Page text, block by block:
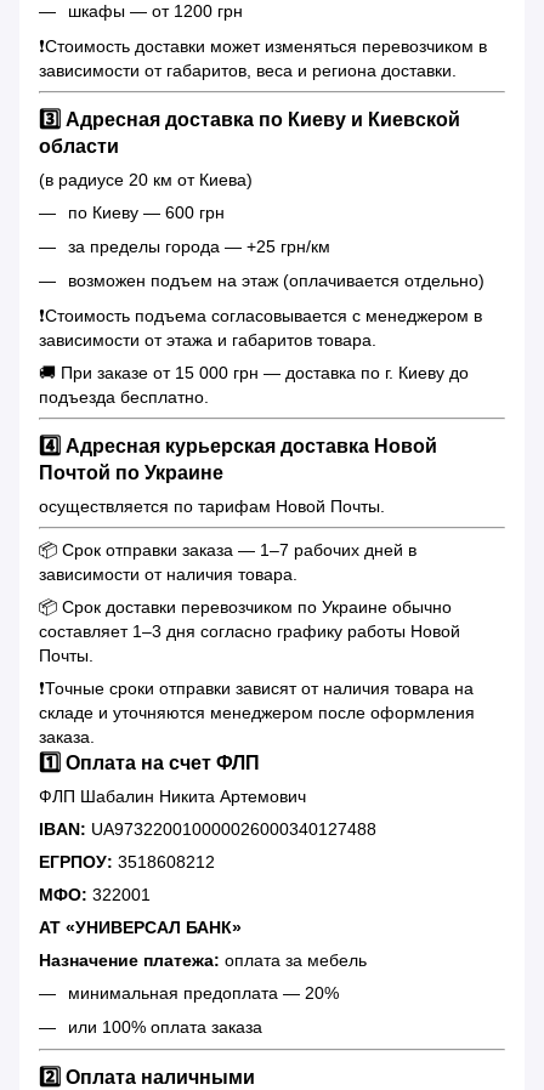
шкафы — от 1200 грн
❗️Стоимость доставки может изменяться перевозчиком в
зависимости от габаритов, веса и региона доставки.
3️⃣ Адресная доставка по Киеву и Киевской
области
(в радиусе 20 км от Киева)
по Киеву — 600 грн
за пределы города — +25 грн/км
возможен подъем на этаж (оплачивается отдельно)
❗️Стоимость подъема согласовывается с менеджером в
зависимости от этажа и габаритов товара.
🚚 При заказе от 15 000 грн — доставка по г. Киеву до
подъезда бесплатно.
4️⃣ Адресная курьерская доставка Новой
Почтой по Украине
осуществляется по тарифам Новой Почты.
📦 Срок отправки заказа — 1–7 рабочих дней в
зависимости от наличия товара.
📦 Срок доставки перевозчиком по Украине обычно
составляет 1–3 дня согласно графику работы Новой
Почты.
❗️Точные сроки отправки зависят от наличия товара на
складе и уточняются менеджером после оформления
заказа.
1️⃣ Оплата на счет ФЛП
ФЛП Шабалин Никита Артемович
IBAN: UA973220010000026000340127488
ЕГРПОУ: 3518608212
МФО: 322001
АТ «УНИВЕРСАЛ БАНК»
Назначение платежа: оплата за мебель
минимальная предоплата — 20%
или 100% оплата заказа
2️⃣ Оплата наличными